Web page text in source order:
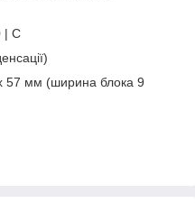
| C
57 мм (ширина блока 9